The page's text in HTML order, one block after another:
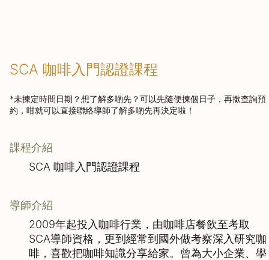
SCA 咖啡入門認證課程
*未揀定時間日期？想了解多啲先？可以先隨便揀個日子，再撳查詢預
約，咁就可以直接聯絡導師了解多啲先再決定啦！
課程介紹
SCA 咖啡入門認證課程
導師介紹
2009年起投入咖啡行業，由咖啡店餐飲至考取
SCA導師資格，更到經常到國外做考察深入研究咖
啡，喜歡把咖啡知識分享給家。曾為大小企業、學